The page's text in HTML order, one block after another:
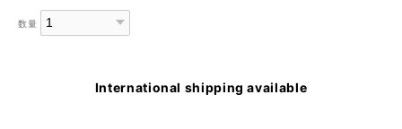
数量
International shipping available